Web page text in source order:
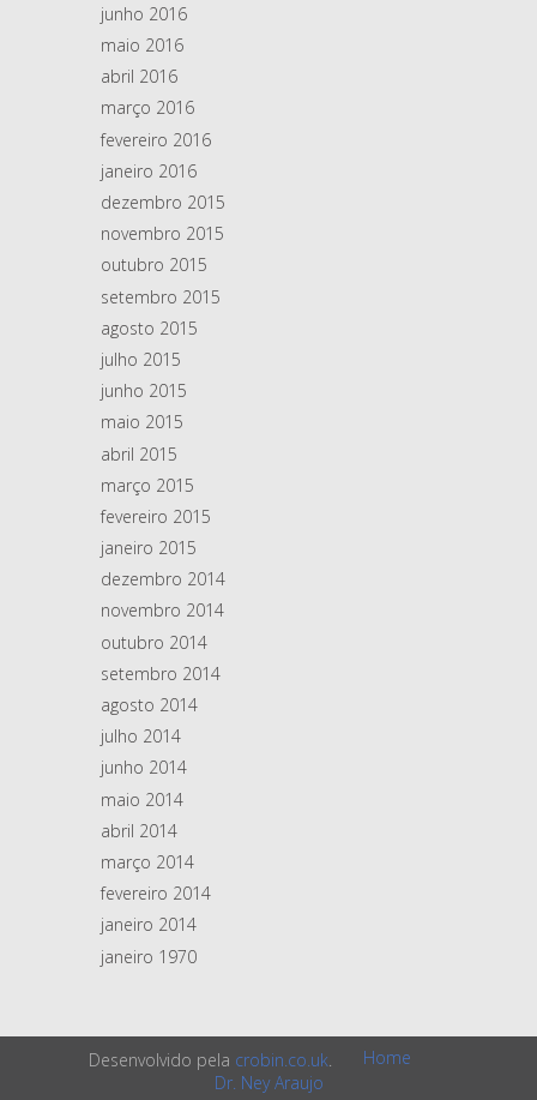
junho 2016
maio 2016
abril 2016
março 2016
fevereiro 2016
janeiro 2016
dezembro 2015
novembro 2015
outubro 2015
setembro 2015
agosto 2015
julho 2015
junho 2015
maio 2015
abril 2015
março 2015
fevereiro 2015
janeiro 2015
dezembro 2014
novembro 2014
outubro 2014
setembro 2014
agosto 2014
julho 2014
junho 2014
maio 2014
abril 2014
março 2014
fevereiro 2014
janeiro 2014
janeiro 1970
Desenvolvido pela crobin.co.uk
Home
Dr. Ney Araujo